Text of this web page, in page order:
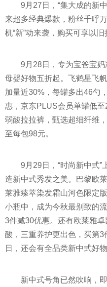
9月27日，“集大成的新
来超多经典爆款，粉丝千呼
机“新”动来袭，购买可享以
9月28日，专为宝爸宝妈
母婴好物五折起。飞鹤星飞
加量近30%，每罐多出46勺
惠，京东PLUS会员单罐低
弱酸拉拉裤，甄选超细纤维
至每包98元。
9月29日，“时尚新中式
造新中式秀发之美。巴黎欧
莱雅臻萃染发霜山河色限定
小瓶中，成为今秋最别致的
3件减30优惠。还有欧莱雅
酸，三重养护更出色，买第
日，还会有全品类新中式好
新中式号角已然吹响，